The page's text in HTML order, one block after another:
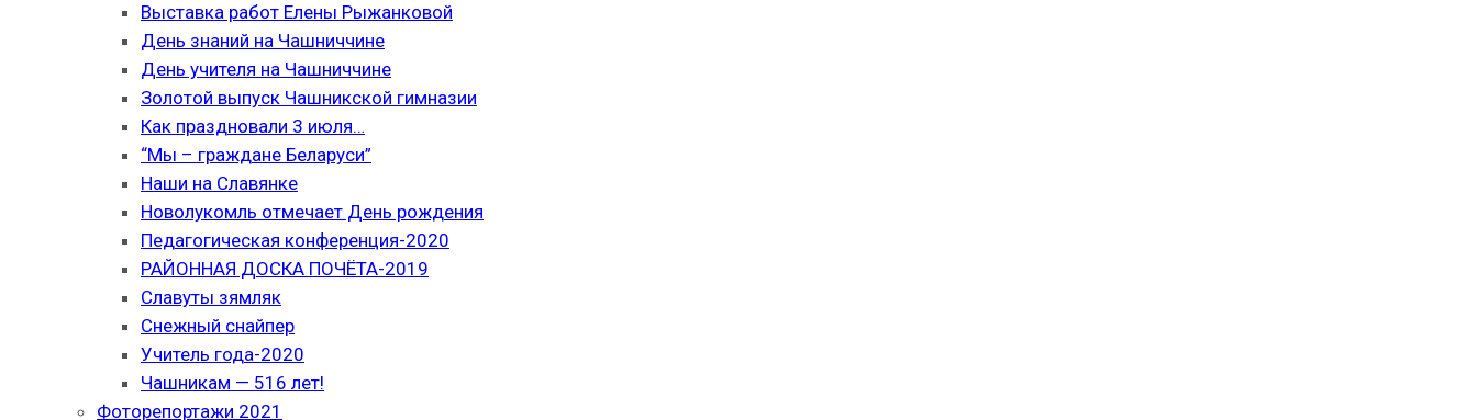
Выставка работ Елены Рыжанковой
День знаний на Чашниччине
День учителя на Чашниччине
Золотой выпуск Чашникской гимназии
Как праздновали 3 июля…
“Мы – граждане Беларуси”
Наши на Славянке
Новолукомль отмечает День рождения
Педагогическая конференция-2020
РАЙОННАЯ ДОСКА ПОЧЁТА-2019
Славуты зямляк
Снежный снайпер
Учитель года-2020
Чашникам — 516 лет!
Фоторепортажи 2021